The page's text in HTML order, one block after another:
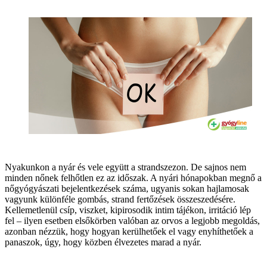
Nyakunkon a nyár és vele együtt a strandszezon. De sajnos nem
minden nőnek felhőtlen ez az időszak. A nyári hónapokban megnő a
nőgyógyászati bejelentkezések száma, ugyanis sokan hajlamosak
vagyunk különféle gombás, strand fertőzések összeszedésére.
Kellemetlenül csíp, viszket, kipirosodik intim tájékon, irritáció lép
fel – ilyen esetben elsőkörben valóban az orvos a legjobb megoldás,
azonban nézzük, hogy hogyan kerülhetőek el vagy enyhíthetőek a
panaszok, úgy, hogy közben élvezetes marad a nyár.